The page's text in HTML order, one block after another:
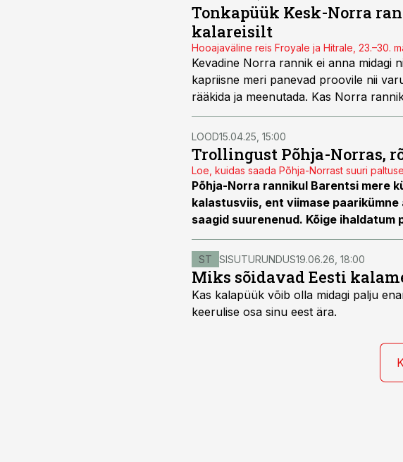
kalamehele olulises võtmes. Lühidalt
momendid.
Tonkapüük Kesk-Norra
kalareisilt
Hooajaväline reis Froyale ja Hitrale, 23.–30.
Kevadine Norra rannik ei anna midagi
kapriisne meri panevad proovile nii
rääkida ja meenutada. Kas Norra
see hoopis teistsugust reaalsust?
LOOD15.04.25, 15:00
Trollingust Põhja-Norras,
Loe, kuidas saada Põhja-Norrast suuri
Põhja-Norra rannikul Barentsi mere
kalastusviis, ent viimase
saagid suurenenud. Kõige
ST SISUTURUNDUS19.06.26, 18:00
Miks sõidavad Eesti
Kas kalapüük võib olla midagi palju
keerulise osa sinu eest ära.